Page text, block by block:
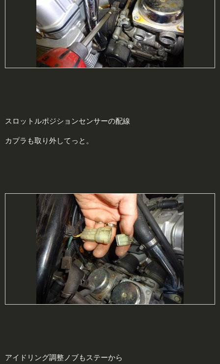
スロットルポジションセンサーの配線
カプラも取り外してっと。
アイドリング調整ノブもステーから